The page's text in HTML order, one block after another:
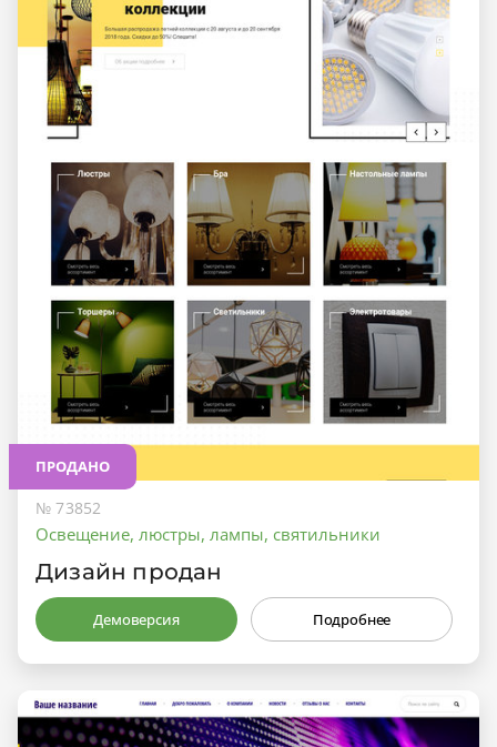
ПРОДАНО
№ 73852
Освещение, люстры, лампы, святильники
Дизайн продан
Демоверсия Подробнее